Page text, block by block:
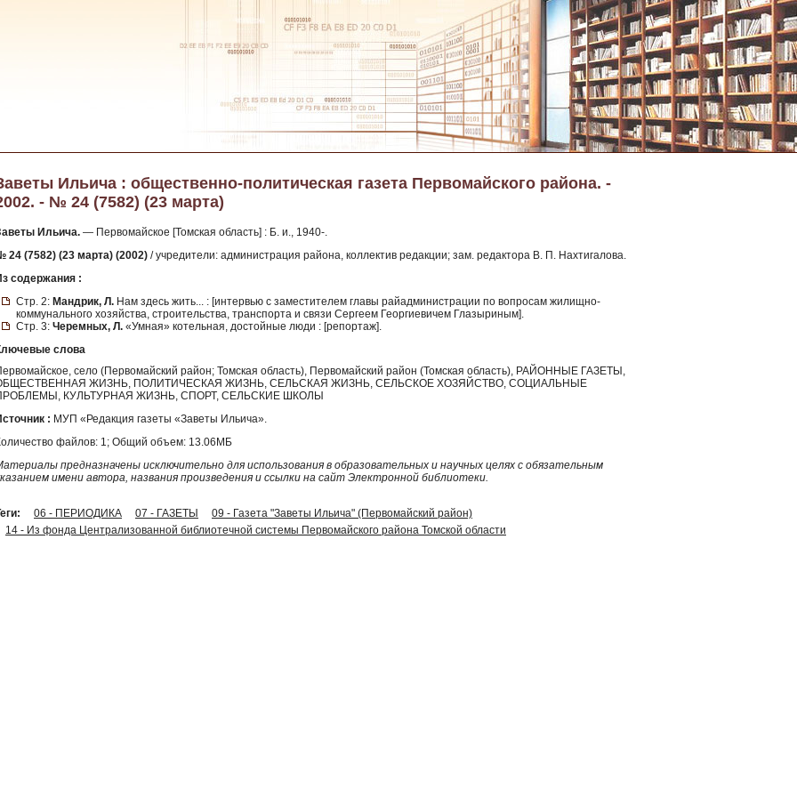
Ильича : общественно-политическая газета Первомайского района. -
- № 24 (7582) (23 марта)
Ильича. — Первомайское [Томская область] : Б. и., 1940-.
24 (7582) (23 марта) (2002) / учредители: администрация района, коллектив редакции; зам. редактора В. П. Нахтигалова.
содержания :
Стр. 2: Мандрик, Л. Нам здесь жить... : [интервью с заместителем главы райадминистрации по вопросам жилищно-
коммунального хозяйства, строительства, транспорта и связи Сергеем Георгиевичем Глазыриным].
Стр. 3: Черемных, Л. «Умная» котельная, достойные люди : [репортаж].
слова
село (Первомайский район; Томская область), Первомайский район (Томская область), РАЙОННЫЕ ГАЗЕТЫ,
ЖИЗНЬ, ПОЛИТИЧЕСКАЯ ЖИЗНЬ, СЕЛЬСКАЯ ЖИЗНЬ, СЕЛЬСКОЕ ХОЗЯЙСТВО, СОЦИАЛЬНЫЕ
КУЛЬТУРНАЯ ЖИЗНЬ, СПОРТ, СЕЛЬСКИЕ ШКОЛЫ
: МУП «Редакция газеты «Заветы Ильича».
файлов: 1; Общий объем: 13.06МБ
предназначены исключительно для использования в образовательных и научных целях с обязательным
имени автора, названия произведения и ссылки на сайт Электронной библиотеки.
06 - ПЕРИОДИКА 07 - ГАЗЕТЫ
09 - Газета "Заветы Ильича" (Первомайский район)
14 - Из фонда Централизованной библиотечной системы Первомайского района Томской области